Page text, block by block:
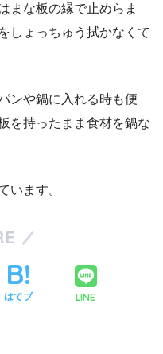
まな板の縁で止めらま
しょっちゅう拭かなくて
ンや鍋に入れる時も便
を持ったまま食材を鍋な
います。
はてブ LINE